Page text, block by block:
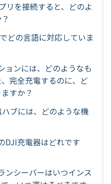
リを接続すると、どのよ
どの言語に対応していま
ョンには、どのようなも
完全充電するのに、ど
すか？
ブには、どのような機
DJI充電器はどれです
ンシーバーはいつインス